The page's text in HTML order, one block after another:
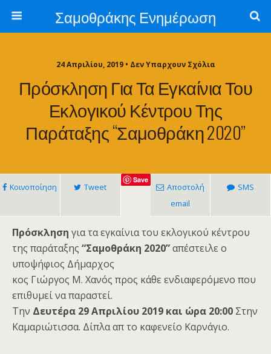
Σαμοθράκης Ενημέρωση
24 Απριλίου, 2019 • Δεν Υπαρχουν Σχόλια
Πρόσκληση Για Τα Εγκαίνια Του
Εκλογικού Κέντρου Της
Παράταξης “Σαμοθράκη 2020”
Κοινοποίηση Tweet
Save
Αποστολή
email
SMS
Πρόσκληση για τα εγκαίνια του εκλογικού κέντρου
της παράταξης “Σαμοθράκη 2020”απέστειλε ο
υποψήφιος Δήμαρχος
κος Γιώργος Μ. Χανός προς κάθε ενδιαφερόμενο που
επιθυμεί να παραστεί.
Την Δευτέρα 29 Απριλίου 2019 και ώρα 20:00 Στην
Καμαριώτισσα. Δίπλα απ το καφενείο Καρνάγιο.